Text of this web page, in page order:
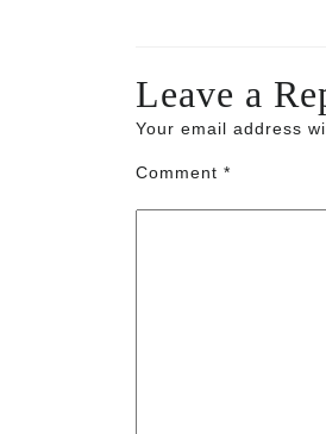
Leave a
Your email address
Comment *